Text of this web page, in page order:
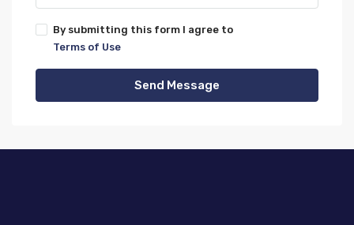
By submitting this form I agree to
Terms of Use
Send Message